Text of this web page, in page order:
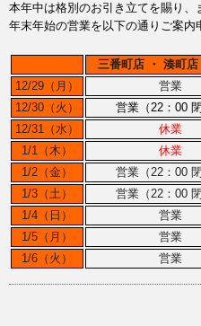
本年中は格別のお引き立てを賜り、
年末年始の営業を以下の通りご案内
三番町店 ・ 湊町店
12/29（月）
営業
12/30（火）
営業（22：00 閉
12/31（水）
休業
1/1（木）
休業
1/2（金）
営業（22：00 閉
1/3（土）
営業（22：00 閉
1/4（日）
営業
1/5（月）
営業
1/6（火）
営業